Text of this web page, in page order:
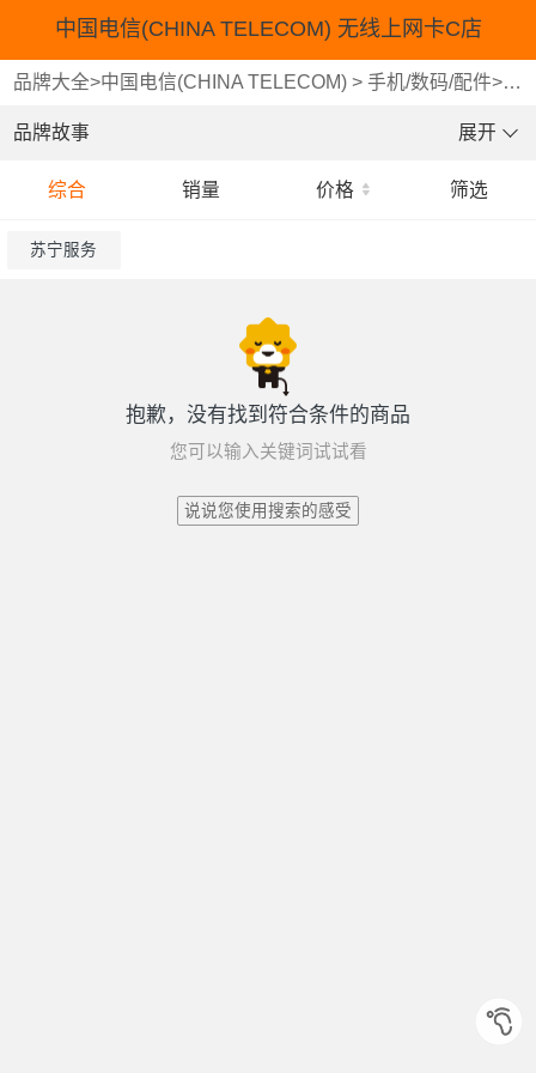
中国电信(CHINA TELECOM) 无线上网卡C店
品牌大全>中国电信(CHINA TELECOM) >手机/数码/配件> 运
品牌故事 展开
综合 销量 价格 筛选
苏宁服务
抱歉，没有找到符合条件的商品
您可以输入关键词试试看
说说您使用搜索的感受